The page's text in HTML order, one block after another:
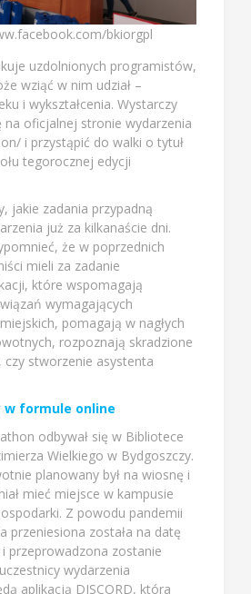
bkiorgpl
uzdolnionych programistów,
wziąć w nim udział –
i wykształcenia. Wystarczy
na oficjalnej stronie wydarzenia
i przystąpić do walki o tytuł
tegorocznej edycji
jakie zadania przypadną
już za kilkanaście dni.
że w poprzednich
mieli za zadanie
które wspomagają
wymagających
pomagają w nagłych
rozpoznają skradzione
stworzenie asystenta
w formule online
odbywał się w Bibliotece
Wielkiego w Bydgoszczy.
planowany był na wiosnę i
mieć miejsce w kampusie
Z powodu pandemii
przeniesiona została na datę
przeprowadzona zostanie
wydarzenia
aplikacją DISCORD, która